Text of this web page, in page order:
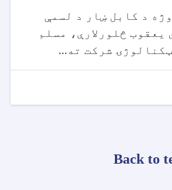
د کابل ښار د لسمې
څلورلارې، مسلم
شرکت ته...
Back to